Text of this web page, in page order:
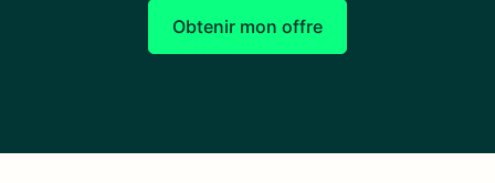
Obtenir mon offre